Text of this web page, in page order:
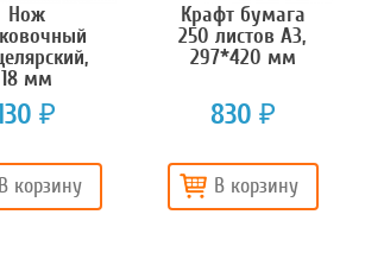
Нож
18 мм
₽
В корзину
Крафт бумага
250 листов А3,
297*420 мм
830 ₽
В корзину